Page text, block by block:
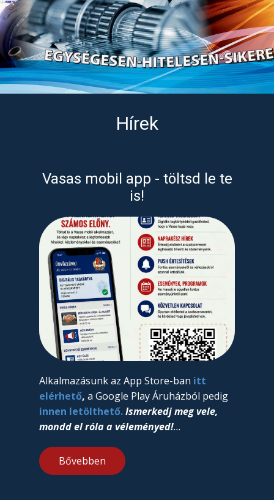
Hírek
Vasas mobil app - töltsd le te
is!
Alkalmazásunk az App Store-ban itt
elérhető, a Google Play Áruházból pedig
innen letölthető.Ismerkedj meg vele,
mondd el róla a véleményed!...
Bővebben